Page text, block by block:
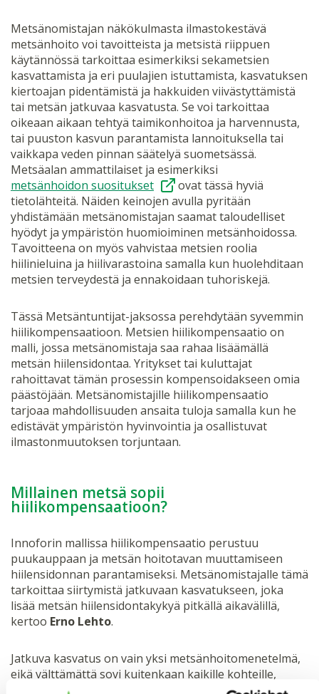
Metsänomistajan näkökulmasta ilmastokestävä
metsänhoito voi tavoitteista ja metsistä riippuen
käytännössä tarkoittaa esimerkiksi sekametsien
kasvattamista ja eri puulajien istuttamista, kasvatuksen
kiertoajan pidentämistä ja hakkuiden viivästyttämistä
tai metsän jatkuvaa kasvatusta. Se voi tarkoittaa
oikeaan aikaan tehtyä taimikonhoitoa ja harvennusta,
tai puuston kasvun parantamista lannoituksella tai
vaikkapa veden pinnan säätelyä suometsässä.
Metsäalan ammattilaiset ja esimerkiksi
metsänhoidon suositukset
ovat tässä hyviä
tietolähteitä. Näiden keinojen avulla pyritään
yhdistämään metsänomistajan saamat taloudelliset
hyödyt ja ympäristön huomioiminen metsänhoidossa.
Tavoitteena on myös vahvistaa metsien roolia
hiilinieluina ja hiilivarastoina samalla kun huolehditaan
metsien terveydestä ja ennakoidaan tuhoriskejä.
Tässä Metsäntuntijat-jaksossa perehdytään syvemmin
hiilikompensaatioon. Metsien hiilikompensaatio on
malli, jossa metsänomistaja saa rahaa lisäämällä
metsän hiilensidontaa. Yritykset tai kuluttajat
rahoittavat tämän prosessin kompensoidakseen omia
päästöjään. Metsänomistajille hiilikompensaatio
tarjoaa mahdollisuuden ansaita tuloja samalla kun he
edistävät ympäristön hyvinvointia ja osallistuvat
ilmastonmuutoksen torjuntaan.
Millainen metsä sopii
hiilikompensaatioon?
Innoforin mallissa hiilikompensaatio perustuu
puukauppaan ja metsän hoitotavan muuttamiseen
hiilensidonnan parantamiseksi. Metsänomistajalle tämä
tarkoittaa siirtymistä jatkuvaan kasvatukseen, joka
lisää metsän hiilensidontakykyä pitkällä aikavälillä,
kertoo Erno Lehto.
Jatkuva kasvatus on vain yksi metsänhoitomenetelmä,
eikä välttämättä sovi kuitenkaan kaikille kohteille,
Turunen kommentoi. Miten metsäomistaja tietää, onko